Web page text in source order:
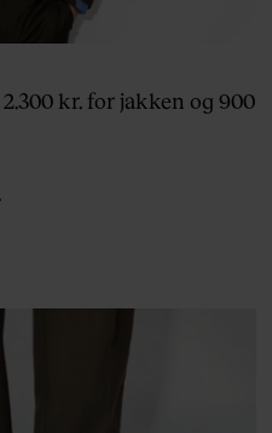
kr. for jakken og 900